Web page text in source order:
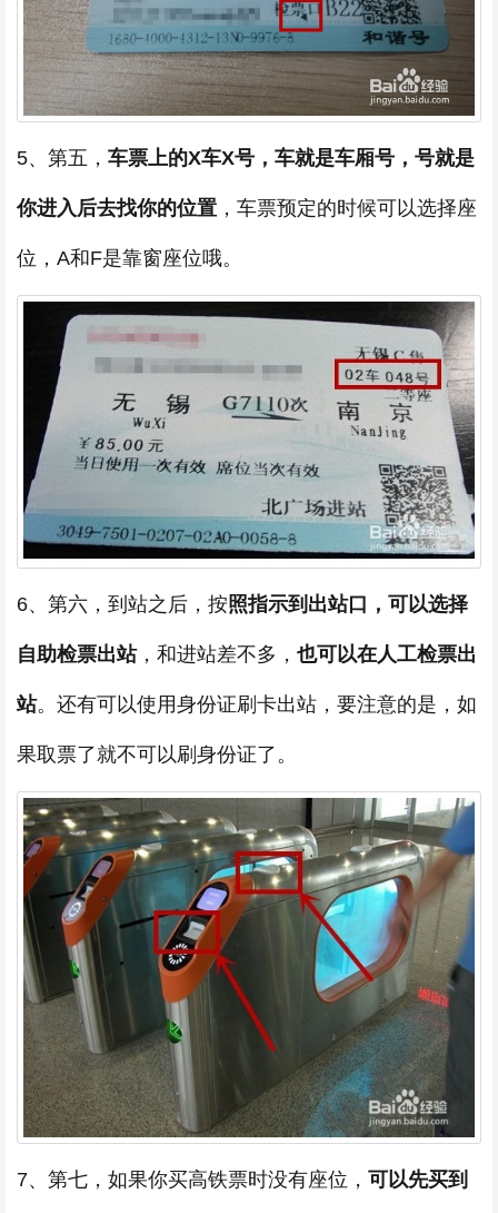
5、第五， 车票上的X车X号，车就是车厢号，号就是
你进入后去找你的位置 ，车票预定的时候可以选择座
位，A和F是靠窗座位哦。
6、第六，到站之后，按照指示到出站口，可以选择
自助检票出站，和进站差不多， 也可以在人工检票出
站。还有可以使用身份证刷卡出站，要注意的是，如
果取票了就不可以刷身份证了。
7、第七，如果你买高铁票时没有座位， 可以先买到